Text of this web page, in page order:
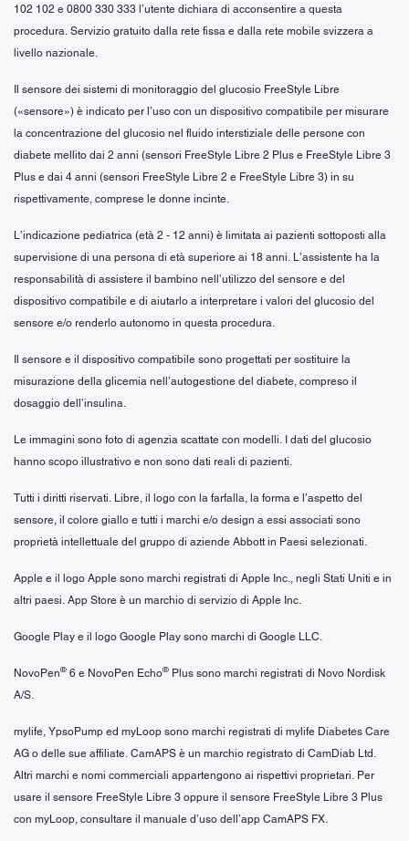
102 102 e 0800 330 333 l’utente dichiara di acconsentire a questa
procedura. Servizio gratuito dalla rete fissa e dalla rete mobile svizzera a
livello nazionale.
Il sensore dei sistemi di monitoraggio del glucosio FreeStyle Libre
(«sensore») è indicato per l’uso con un dispositivo compatibile per misurare
la concentrazione del glucosio nel fluido interstiziale delle persone con
diabete mellito dai 2 anni (sensori FreeStyle Libre 2 Plus e FreeStyle Libre 3
Plus e dai 4 anni (sensori FreeStyle Libre 2 e FreeStyle Libre 3) in su
rispettivamente, comprese le donne incinte.
L’indicazione pediatrica (età 2 - 12 anni) è limitata ai pazienti sottoposti alla
supervisione di una persona di età superiore ai 18 anni. L’assistente ha la
responsabilità di assistere il bambino nell’utilizzo del sensore e del
dispositivo compatibile e di aiutarlo a interpretare i valori del glucosio del
sensore e/o renderlo autonomo in questa procedura.
Il sensore e il dispositivo compatibile sono progettati per sostituire la
misurazione della glicemia nell’autogestione del diabete, compreso il
dosaggio dell’insulina.
Le immagini sono foto di agenzia scattate con modelli. I dati del glucosio
hanno scopo illustrativo e non sono dati reali di pazienti.
Tutti i diritti riservati. Libre, il logo con la farfalla, la forma e l’aspetto del
sensore, il colore giallo e tutti i marchi e/o design a essi associati sono
proprietà intellettuale del gruppo di aziende Abbott in Paesi selezionati.
Apple e il logo Apple sono marchi registrati di Apple Inc., negli Stati Uniti e in
altri paesi. App Store è un marchio di servizio di Apple Inc.
Google Play e il logo Google Play sono marchi di Google LLC.
NovoPen® 6 e NovoPen Echo® Plus sono marchi registrati di Novo Nordisk
A/S.
mylife, YpsoPump ed myLoop sono marchi registrati di mylife Diabetes Care
AG o delle sue affiliate. CamAPS è un marchio registrato di CamDiab Ltd.
Altri marchi e nomi commerciali appartengono ai rispettivi proprietari. Per
usare il sensore FreeStyle Libre 3 oppure il sensore FreeStyle Libre 3 Plus
con myLoop, consultare il manuale d’uso dell’app CamAPS FX.